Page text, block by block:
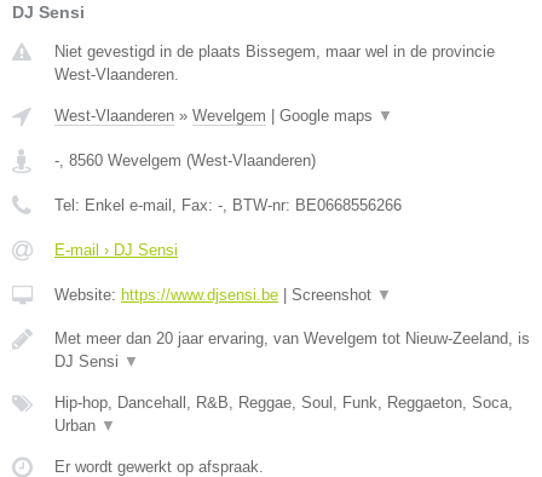
DJ Sensi
Niet gevestigd in de plaats Bissegem, maar wel in de provincie
West-Vlaanderen.
West-Vlaanderen » Wevelgem | Google maps ▼
- 8560 Wevelgem (West-Vlaanderen)
Tel: Enkel e-mail , Fax: - , BTW-nr: BE0668556266
E-mail › DJ Sensi
Website: https://www.djsensi.be | Screenshot ▼
Met meer dan 20 jaar ervaring, van Wevelgem tot Nieuw-Zeeland, is
DJ Sensi ▼
Hip-hop, Dancehall, R&B, Reggae, Soul, Funk, Reggaeton, Soca,
Urban ▼
Er wordt gewerkt op afspraak.